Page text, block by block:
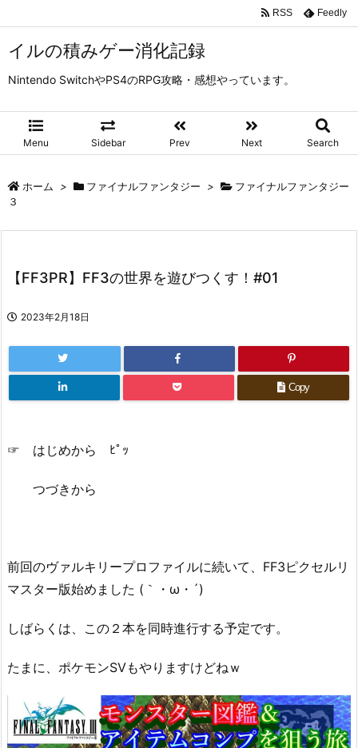
イルの積みゲー消化記録
Nintendo SwitchやPS4のRPG攻略・感想やっています。
Menu Sidebar Prev Next Search
RSS Feedly
ホーム > ファイナルファンタジー >
ファイナルファンタジー
３
【FF3PR】FF3の世界を遊びつくす！#01
2023年2月18日
Copy
☞ はじめから ﾋﾟｯ
つづきから
前回のヴァルキリープロファイルに続いて、FF3ピクセルリ
マスター版始めました (｀・ω・´)
しばらくは、この２本を同時進行する予定です。
たまに、ポケモンSVもやりますけどねｗ